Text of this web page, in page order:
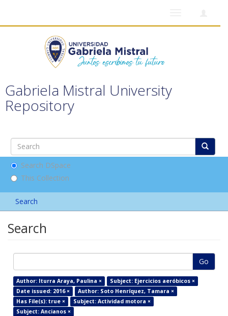
Gabriela Mistral University
Repository
Search DSpace
This Collection
Search
Search
Go
Author: Iturra Araya, Paulina ×
Subject: Ejercicios aeróbicos ×
Date issued: 2016 ×
Author: Soto Henríquez, Tamara ×
Has File(s): true ×
Subject: Actividad motora ×
Subject: Ancianos ×